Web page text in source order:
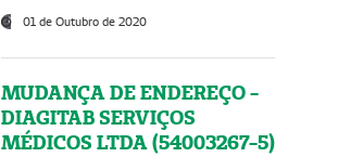
01 de Outubro de 2020
MUDANÇA DE ENDEREÇO -
DIAGITAB SERVIÇOS
MÉDICOS LTDA (54003267-5)